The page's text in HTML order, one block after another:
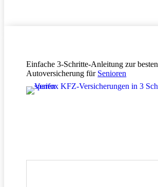
Einfache 3-Schritte-Anleitung zur besten
Autoversicherung für Senioren